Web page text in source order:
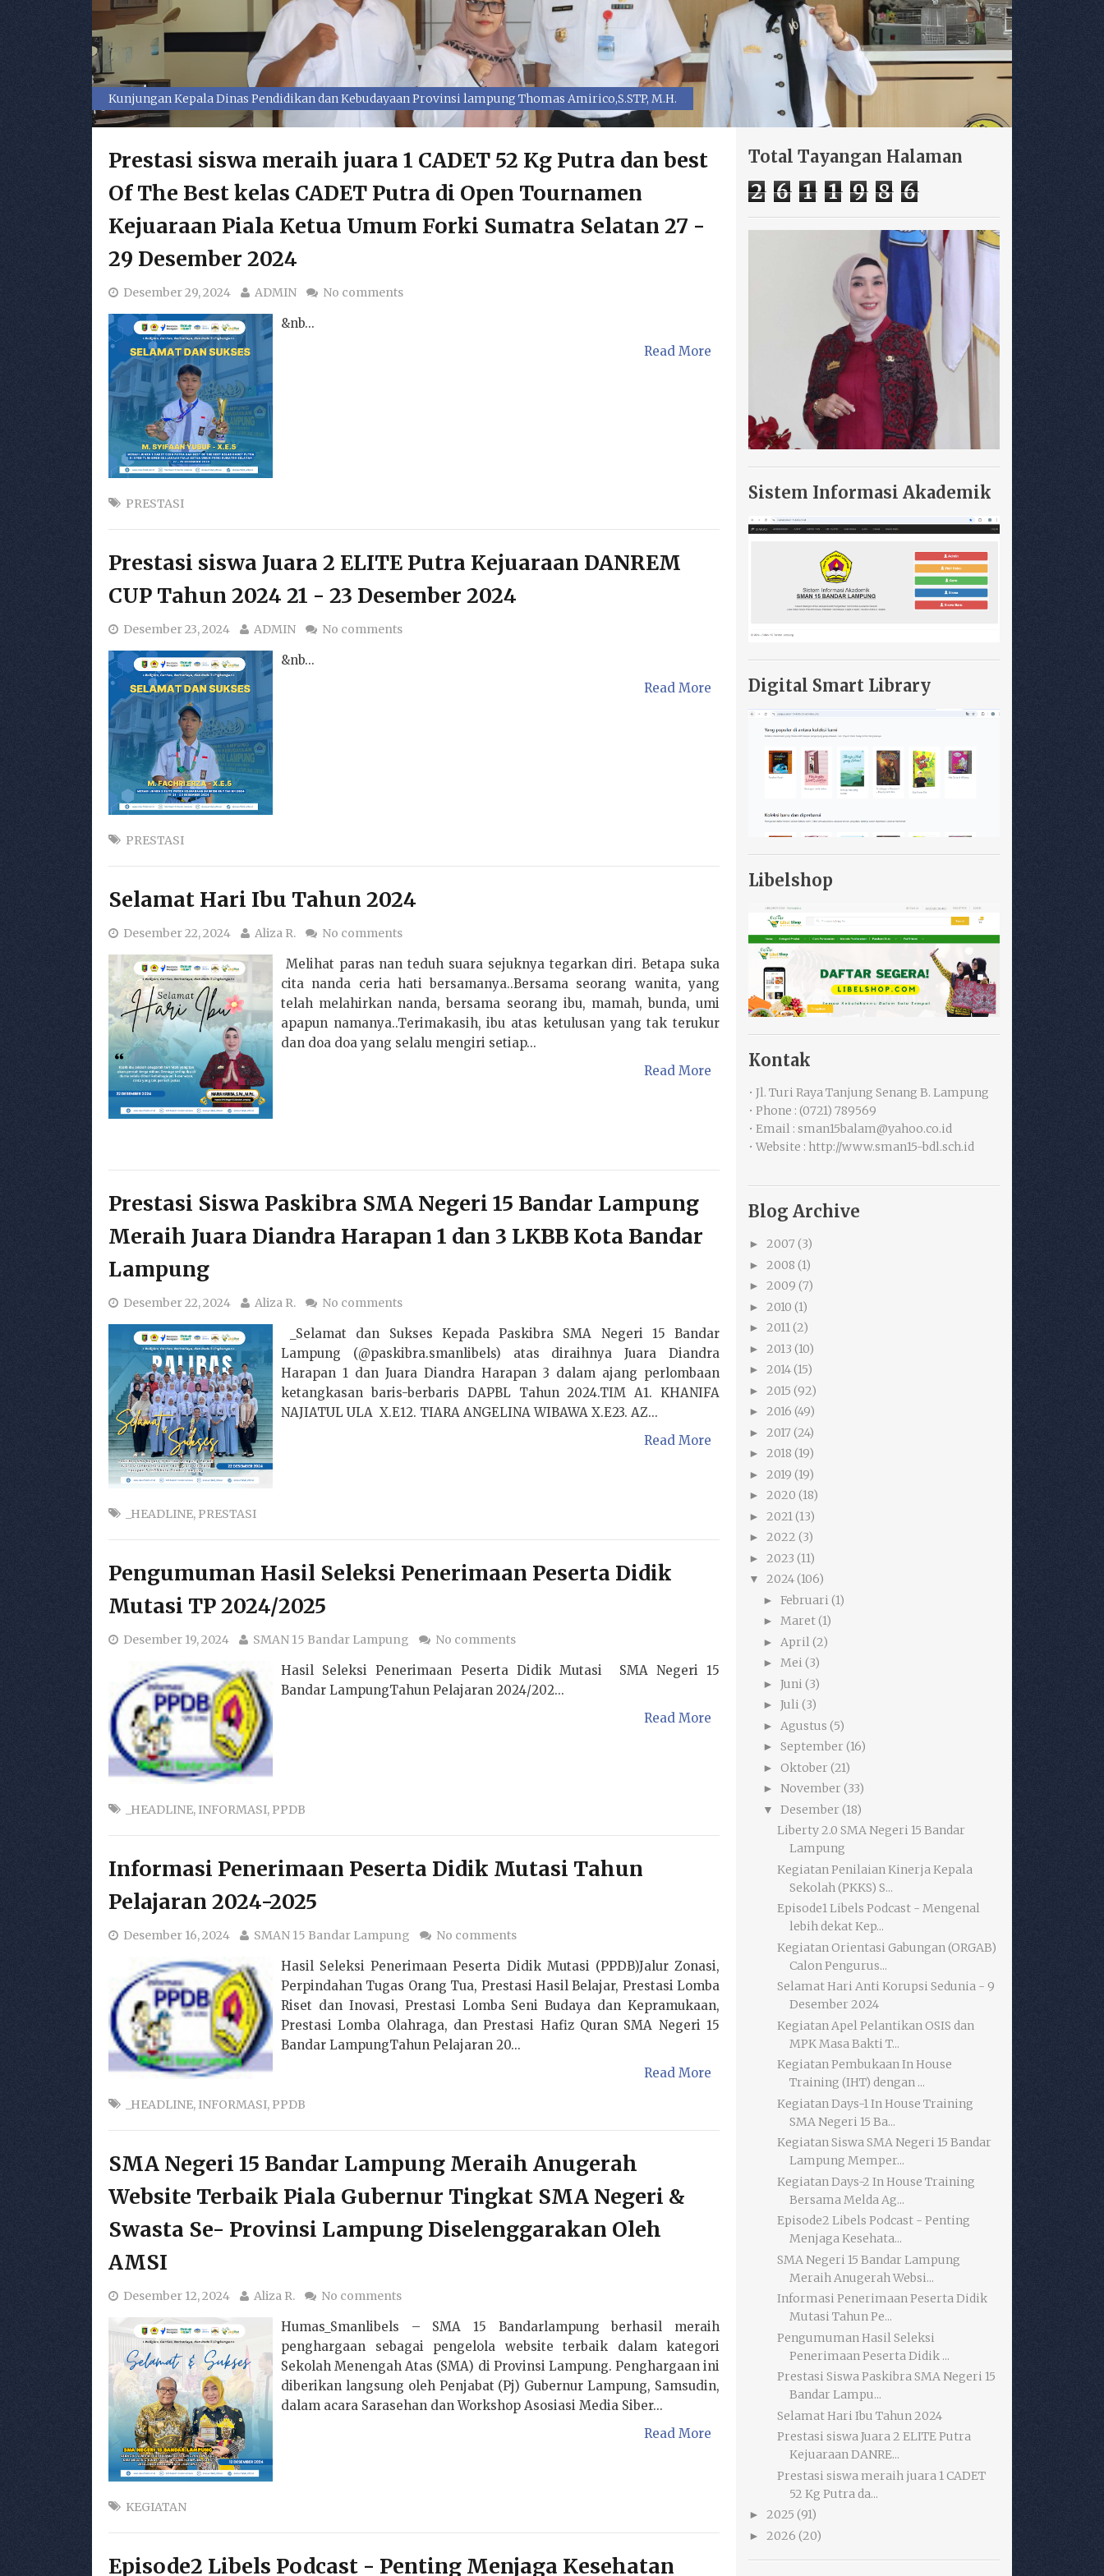
Kunjungan Kepala Dinas Pendidikan dan Kebudayaan Provinsi lampung Thomas Amirico,S.STP, M.H.
Kegiatan Upacara Bendera
Prestasi siswa meraih juara 1 CADET 52 Kg Putra dan best
Of The Best kelas CADET Putra di Open Tournamen
Kejuaraan Piala Ketua Umum Forki Sumatra Selatan 27 -
29 Desember 2024
Desember 29, 2024 ADMIN No comments
&nb...
Read More
PRESTASI
Prestasi siswa Juara 2 ELITE Putra Kejuaraan DANREM
CUP Tahun 2024 21 - 23 Desember 2024
Desember 23, 2024 ADMIN No comments
&nb...
Read More
PRESTASI
Selamat Hari Ibu Tahun 2024
Desember 22, 2024 Aliza R. No comments
Melihat paras nan teduh suara sejuknya tegarkan diri. Betapa suka
cita nanda ceria hati bersamanya..Bersama seorang wanita, yang
telah melahirkan nanda, bersama seorang ibu, mamah, bunda, umi
apapun namanya..Terimakasih, ibu atas ketulusan yang tak terukur
dan doa doa yang selalu mengiri setiap...
Read More
Prestasi Siswa Paskibra SMA Negeri 15 Bandar Lampung
Meraih Juara Diandra Harapan 1 dan 3 LKBB Kota Bandar
Lampung
Desember 22, 2024 Aliza R. No comments
_Selamat dan Sukses Kepada Paskibra SMA Negeri 15 Bandar
Lampung (@paskibra.smanlibels) atas diraihnya Juara Diandra
Harapan 1 dan Juara Diandra Harapan 3 dalam ajang perlombaan
ketangkasan baris-berbaris DAPBL Tahun 2024.TIM A1. KHANIFA
NAJIATUL ULA X.E12. TIARA ANGELINA WIBAWA X.E23. AZ...
Read More
_HEADLINE, PRESTASI
Pengumuman Hasil Seleksi Penerimaan Peserta Didik
Mutasi TP 2024/2025
Desember 19, 2024 SMAN 15 Bandar Lampung No comments
Hasil Seleksi Penerimaan Peserta Didik Mutasi SMA Negeri 15
Bandar LampungTahun Pelajaran 2024/202...
Read More
_HEADLINE, INFORMASI, PPDB
Informasi Penerimaan Peserta Didik Mutasi Tahun
Pelajaran 2024-2025
Desember 16, 2024 SMAN 15 Bandar Lampung No comments
Hasil Seleksi Penerimaan Peserta Didik Mutasi (PPDB)Jalur Zonasi,
Perpindahan Tugas Orang Tua, Prestasi Hasil Belajar, Prestasi Lomba
Riset dan Inovasi, Prestasi Lomba Seni Budaya dan Kepramukaan,
Prestasi Lomba Olahraga, dan Prestasi Hafiz Quran SMA Negeri 15
Bandar LampungTahun Pelajaran 20...
Read More
_HEADLINE, INFORMASI, PPDB
SMA Negeri 15 Bandar Lampung Meraih Anugerah
Website Terbaik Piala Gubernur Tingkat SMA Negeri &
Swasta Se- Provinsi Lampung Diselenggarakan Oleh
AMSI
Desember 12, 2024 Aliza R. No comments
Humas_Smanlibels – SMA 15 Bandarlampung berhasil meraih
penghargaan sebagai pengelola website terbaik dalam kategori
Sekolah Menengah Atas (SMA) di Provinsi Lampung. Penghargaan ini
diberikan langsung oleh Penjabat (Pj) Gubernur Lampung, Samsudin,
dalam acara Sarasehan dan Workshop Asosiasi Media Siber...
Read More
KEGIATAN
Episode2 Libels Podcast - Penting Menjaga Kesehatan
Total Tayangan Halaman
2 6 1 1 9 8 6
Sistem Informasi Akademik
Digital Smart Library
Libelshop
Kontak
• Jl. Turi Raya Tanjung Senang B. Lampung
• Phone : (0721) 789569
• Email : sman15balam@yahoo.co.id
• Website : http://www.sman15-bdl.sch.id
Blog Archive
► 2007 (3)
► 2008 (1)
► 2009 (7)
► 2010 (1)
► 2011(2)
► 2013 (10)
► 2014(15)
► 2015 (92)
► 2016 (49)
► 2017 (24)
► 2018 (19)
► 2019 (19)
► 2020 (18)
► 2021(13)
► 2022 (3)
► 2023 (11)
▼ 2024(106)
► Februari (1)
► Maret(1)
► April(2)
► Mei (3)
► Juni (3)
► Juli (3)
► Agustus (5)
► September (16)
► Oktober (21)
► November (33)
▼ Desember (18)
Liberty 2.0 SMA Negeri 15 Bandar
Lampung
Kegiatan Penilaian Kinerja Kepala
Sekolah (PKKS) S...
Episode1 Libels Podcast - Mengenal
lebih dekat Kep...
Kegiatan Orientasi Gabungan (ORGAB)
Calon Pengurus...
Selamat Hari Anti Korupsi Sedunia - 9
Desember 2024
Kegiatan Apel Pelantikan OSIS dan
MPK Masa Bakti T...
Kegiatan Pembukaan In House
Training (IHT) dengan ...
Kegiatan Days-1 In House Training
SMA Negeri 15 Ba...
Kegiatan Siswa SMA Negeri 15 Bandar
Lampung Memper...
Kegiatan Days-2 In House Training
Bersama Melda Ag...
Episode2 Libels Podcast - Penting
Menjaga Kesehata...
SMA Negeri 15 Bandar Lampung
Meraih Anugerah Websi...
Informasi Penerimaan Peserta Didik
Mutasi Tahun Pe...
Pengumuman Hasil Seleksi
Penerimaan Peserta Didik ...
Prestasi Siswa Paskibra SMA Negeri 15
Bandar Lampu...
Selamat Hari Ibu Tahun 2024
Prestasi siswa Juara 2 ELITE Putra
Kejuaraan DANRE...
Prestasi siswa meraih juara 1 CADET
52 Kg Putra da...
► 2025 (91)
► 2026 (20)